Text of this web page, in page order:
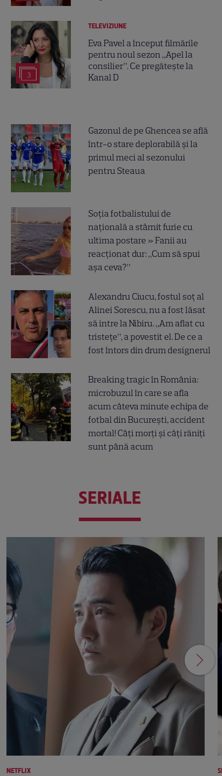
3
TELEVIZIUNE
Eva Pavel a început filmările
pentru noul sezon „Apel la
consilier”. Ce pregătește la
Kanal D
Gazonul de pe Ghencea se află
într-o stare deplorabilă și la
primul meci al sezonului
pentru Steaua
Soția fotbalistului de
națională a stârnit furie cu
ultima postare » Fanii au
reacționat dur: „Cum să spui
așa ceva?”
Alexandru Ciucu, fostul soț al
Alinei Sorescu, nu a fost lăsat
să intre la Nibiru. „Am aflat cu
tristețe”, a povestit el. De ce a
fost întors din drum designerul
Breaking tragic în România:
microbuzul în care se afla
acum câteva minute echipa de
fotbal din București, accident
mortal! Câți morți și câți răniți
sunt până acum
SERIALE
NETFLIX